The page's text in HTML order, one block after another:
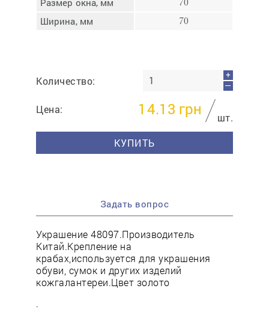
Размер окна, мм 70
Ширина, мм 70
Количество:
+
—
Цена: 14.13 грн
шт.
КУПИТЬ
Задать вопрос
Украшение 48097.Производитель
Китай.Крепление на
крабах,используется для украшения
обуви, сумок и других изделий
кожгалантереи.Цвет золото
.